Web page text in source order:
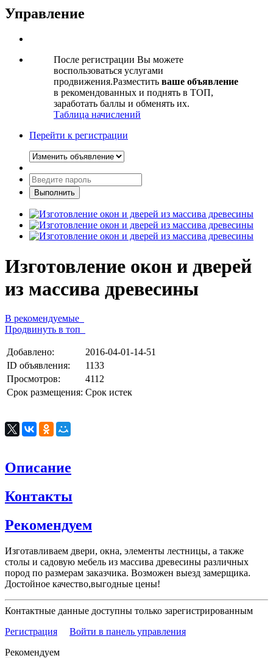
Управление
После регистрации Вы можете
воспользоваться услугами
продвижения.Разместить ваше объявление
в рекомендованных и поднять в ТОП,
заработать баллы и обменять их.
Таблица начислений
Перейти к регистрации
Изготовление окон и дверей
из массива древесины
В рекомендуемые
Продвинуть в топ
Добавлено:
2016-04-01-14-51
ID объявления:
1133
Просмотров:
4112
Срок размещения: Срок истек
Описание
Контакты
Рекомендуем
Изготавливаем двери, окна, элементы лестницы, а также
столы и садовую мебель из массива древесины различных
пород по размерам заказчика. Возможен выезд замерщика.
Достойное качество,выгодные цены!
Контактные данные доступны только зарегистрированным
Регистрация
Войти в панель управления
Рекомендуем